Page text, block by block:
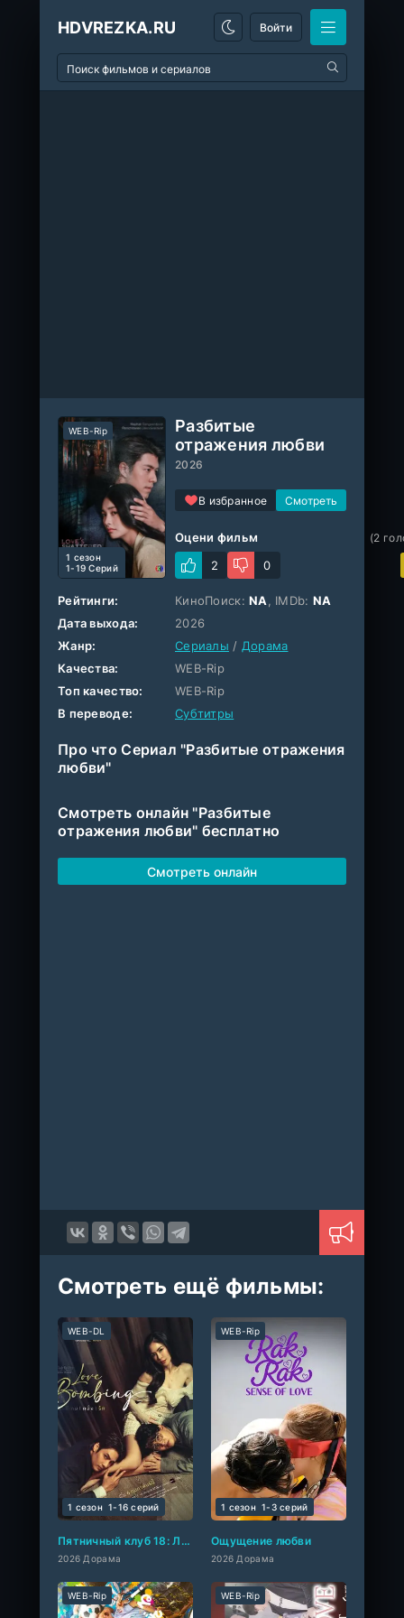
HDVREZKA.RU Войти
Разбитые
отражения любви
2026
В избранное
WEB-Rip
1 cезон
1-19 Серий
Оцени фильм
2
0
(2
Рейтинги: КиноПоиск:NA , IMDb: NA
Дата выхода:
2026
Жанр:
Сериалы / Дорама
Качества:
WEB-Rip
Топ качество:
WEB-Rip
В переводе:
Субтитры
Про что Сериал "Разбитые отражения
любви"
Смотреть онлайн "Разбитые
отражения любви" бесплатно
Смотреть онлайн
Смотреть ещё фильмы:
Пятничный клуб 18: Любовная бомбардировка
2026 Дорама
WEB-DL
1 сезон 1-16 cерий
Ощущение любви
2026 Дорама
WEB-Rip
1 сезон 1-3 cерий
WEB-Rip WEB-Rip